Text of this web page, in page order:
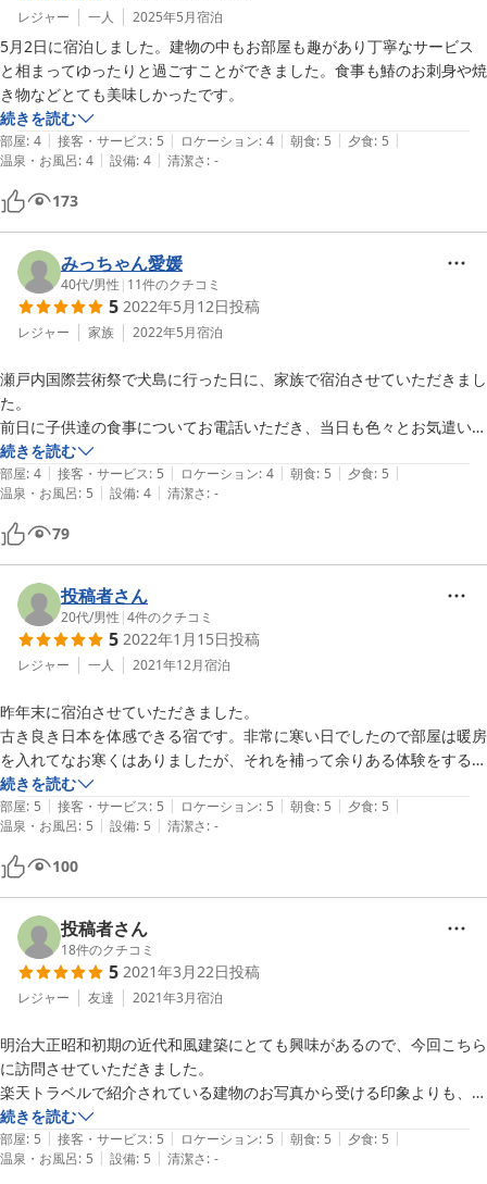
レジャー 一人 2025年5月宿泊
5月2日に宿泊しました。建物の中もお部屋も趣があり丁寧なサービス
と相まってゆったりと過ごすことができました。食事も鰆のお刺身や焼
き物などとても美味しかったです。
続きを読む
部屋: 4 | 接客・サービス: 5 | ロケーション: 4 | 朝食: 5 | 夕食: 5 |
温泉・お風呂: 4 | 設備: 4 | 清潔さ: -
173
みっちゃん愛媛
40代/男性 | 11件のクチコミ
5 2022年5月12日投稿
レジャー 家族 2022年5月宿泊
瀬戸内国際芸術祭で犬島に行った日に、家族で宿泊させていただきまし
た。
前日に子供達の食事についてお電話いただき、当日も色々とお気遣いい
ただきありがとうございました。食事はとても美味しく、宿泊費を考え
るとかなりお得なプランだったと思います。
安政の大獄がった時代に創業された歴史ある旅館と聞いていたので、最
新の設備が備わっていないことは想定してましたが、それはそれで趣き
があって良かったです。
北大路魯山人が宿泊された縁なのか、美味しんぼのコミックも置いてま
した。
続きを読む
部屋: 4 | 接客・サービス: 5 | ロケーション: 4 | 朝食: 5 | 夕食: 5 |
温泉・お風呂: 5 | 設備: 4 | 清潔さ: -
79
投稿者さん
20代/男性 |4件のクチコミ
5 2022年1月15日投稿
レジャー 一人 2021年12月宿泊
昨年末に宿泊させていただきました。
古き良き日本を体感できる宿です。非常に寒い日でしたので部屋は暖房
を入れてなお寒くはありましたが、それを補って余りある体験をするこ
とができました。
女将さんたちがとてもおおらかな方々で、これだけでもこの旅館に泊ま
る価値は大いにあります。
食事も豪勢で、旬の鰆や山菜の天ぷらなど一品一品が美味で大満足でし
た。
ただ快適に過ごすだけなら確かにビジネスホテルでも十分ですし、古く
からある宿故に現代の生活に慣れた私達からすると少々不便に感じると
ころこそあるものの、非日常を味わうことができるという点では本当に
おすすめしたい旅館です。
トイレやお風呂に関してはしっかり最新の設備が整っており、どなたで
なお、西片上駅で下車し宿を目指す場合、駅舎を出てすぐ西の方向に歩
いていくと下に降りる階段があり、そちらからだとアクセスも良好で
す。一見地図上では南北両方に進むことができるように見えますが、実
際には北側にしか駅舎がない1面1線のホームなので注意しましょう(自
分は間違えて東側に進んでしまい遠回りしてしまいました)
続きを読む
部屋: 5 | 接客・サービス: 5 | ロケーション: 5 | 朝食: 5 | 夕食: 5 |
温泉・お風呂: 5 | 設備: 5 | 清潔さ: -
100
投稿者さん
18件のクチコミ
5 2021年3月22日投稿
レジャー 友達 2021年3月宿泊
明治大正昭和初期の近代和風建築にとても興味があるので、今回こちら
に訪問させていただきました。
楽天トラベルで紹介されている建物のお写真から受ける印象よりも、実
際は奥行のあるかなり立派な建物でした。建築物に興味があるかたには
ぜひお薦めいたします。かって海運業で栄えたという西片上の町の往時
が偲ばれる意匠が随所にみられとても趣きがあります。女将さんのご厚
続きを読む
部屋: 5 | 接客・サービス: 5 | ロケーション: 5 | 朝食: 5 | 夕食: 5 |
温泉・お風呂: 5 | 設備: 5 | 清潔さ: -